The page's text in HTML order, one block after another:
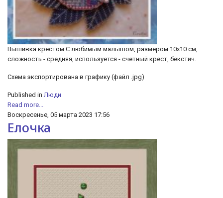
Вышивка крестом С любимым малышом, размером 10х10 см,
сложность - средняя, используется - счетный крест, бекстич.
Схема экспортирована в графику (файл .jpg)
Published in Люди
Read more...
Воскресенье, 05 марта 2023 17:56
Елочка